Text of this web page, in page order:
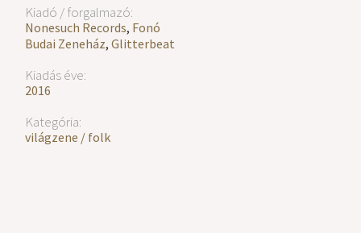
Kiadó / forgalmazó:
Nonesuch Records, Fonó
Budai Zeneház,Glitterbeat
Kiadás éve:
2016
Kategória:
világzene / folk